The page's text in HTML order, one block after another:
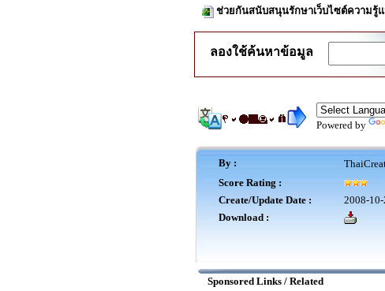
ช่วยกันสนับสนุนรักษาเว็บไซต์ความรู้
ลองใช้ค้นหาข้อมูล
Powered by
By :
Score Rating :
Create/Update Date :
2008-
Download :
Sponsored Links / Related